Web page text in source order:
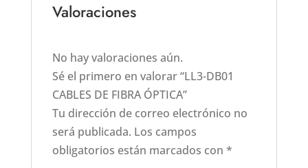
Valoraciones
No hay valoraciones aún.
Sé el primero en valorar “LL3-DB01
CABLES DE FIBRA ÓPTICA”
Tu dirección de correo electrónico no
será publicada. Los campos
obligatorios están marcados con *